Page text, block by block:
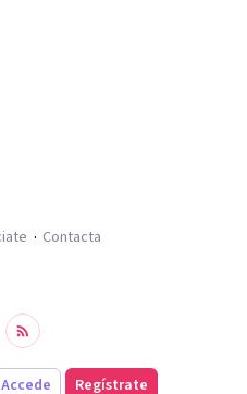
Contacta
Accede Regístrate